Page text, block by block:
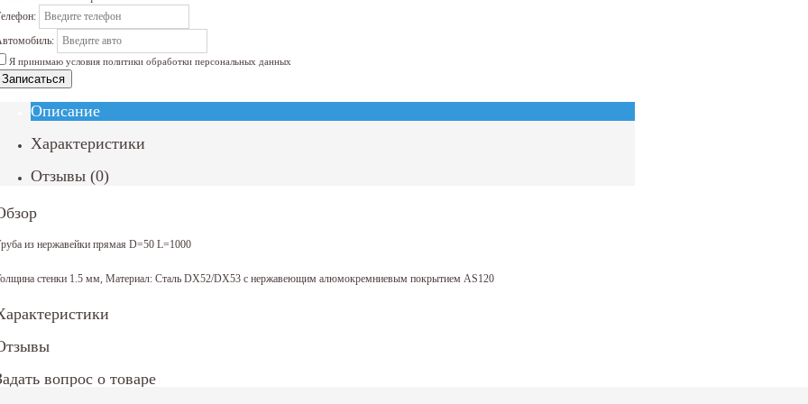
Я принимаю условия политики обработки персональных данных
Записаться
Описание
Характеристики
Отзывы (0)
из нержавейки прямая D=50 L=1000
стенки 1.5 мм, Материал: Сталь DX52/DX53 с нержавеющим алюмокремниевым покрытием AS120
вопрос о товаре